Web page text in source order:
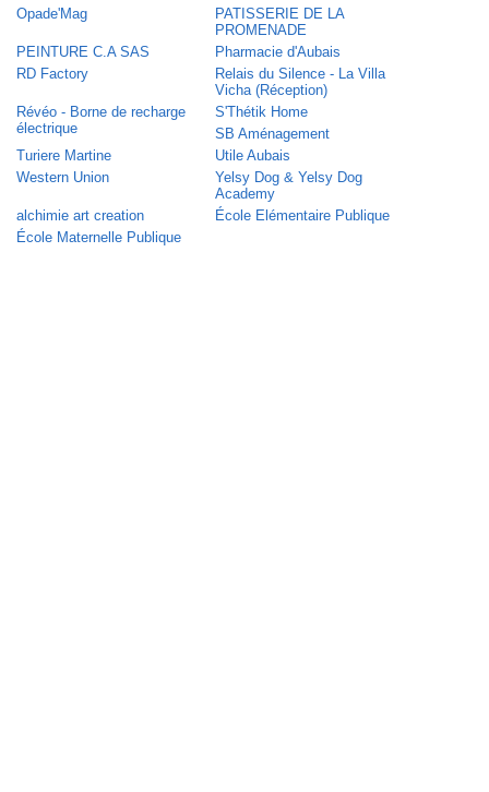
Opade'Mag
PATISSERIE DE LA
PROMENADE
PEINTURE C.A SAS
Pharmacie d'Aubais
RD Factory
Relais du Silence - La Villa
Vicha (Réception)
Révéo - Borne de recharge
électrique
S'Thétik Home
SB Aménagement
Turiere Martine
Utile Aubais
Western Union
Yelsy Dog & Yelsy Dog
Academy
alchimie art creation
École Elémentaire Publique
École Maternelle Publique